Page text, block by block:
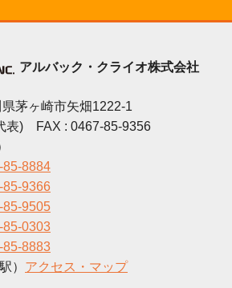
アルバック・クライオ株式会社
茅ヶ崎市矢畑1222-1
表) FAX : 0467-85-9356
85-8884
85-9366
85-9505
85-0303
85-8883
） アクセス・マップ